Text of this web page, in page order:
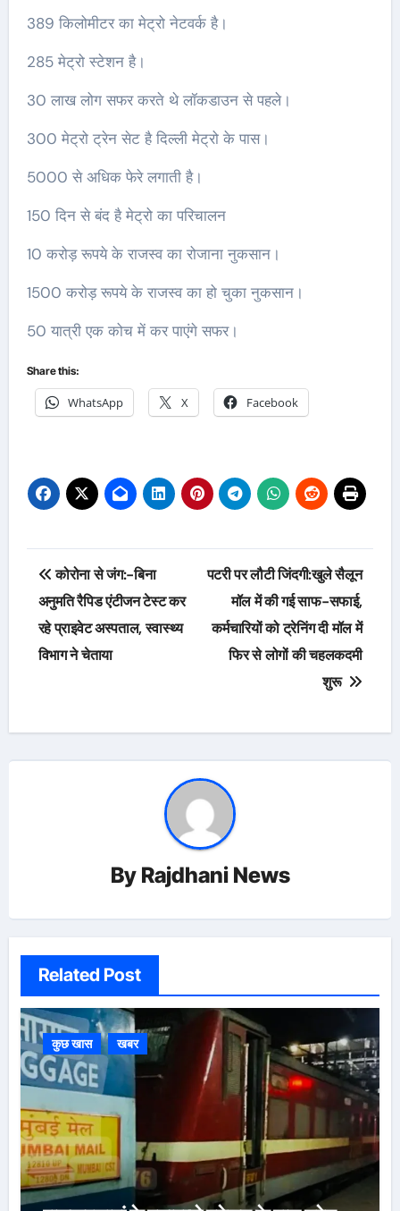
389 किलोमीटर का मेट्रो नेटवर्क है।
285 मेट्रो स्टेशन है।
30 लाख लोग सफर करते थे लॉकडाउन से पहले।
300 मेट्रो ट्रेन सेट है दिल्ली मेट्रो के पास।
5000 से अधिक फेरे लगाती है।
150 दिन से बंद है मेट्रो का परिचालन
10 करोड़ रूपये के राजस्व का रोजाना नुकसान।
1500 करोड़ रूपये के राजस्व का हो चुका नुकसान।
50 यात्री एक कोच में कर पाएंगे सफर।
Share this:
WhatsApp X Facebook
Post
navigation
कोरोना से जंग:-बिना
अनुमति रैपिड एंटीजन टेस्ट कर
रहे प्राइवेट अस्पताल, स्वास्थ्य
विभाग ने चेताया
पटरी पर लौटी जिंदगी:खुले सैलून
मॉल में की गई साफ-सफाई,
कर्मचारियों को ट्रेनिंग दी मॉल में
फिर से लोगों की चहलकदमी
शुरू
By Rajdhani News
Related Post
कुछ खास खबर